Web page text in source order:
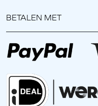
BETALEN MET